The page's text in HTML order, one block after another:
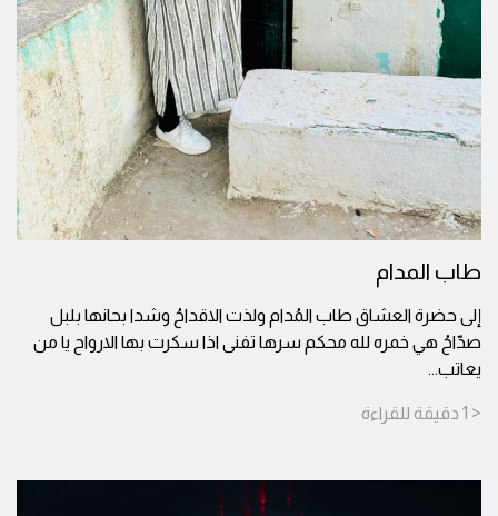
طاب المدام
إلى حضرة العشاق طاب المُدام ولذت الاقداحُ وشدا بحانها بلبل
صدّاحُ هي خمره لله محكم سرها تفنى اذا سكرت بها الارواح يا من
يعاتب...
< 1 دقيقة للقراءة